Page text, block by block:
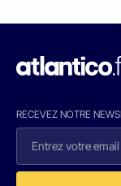
RECEVEZ NOTRE